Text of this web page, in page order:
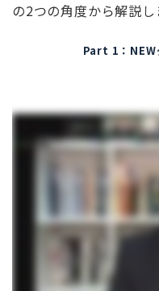
の2つの角度から解説し
Part 1：NEW